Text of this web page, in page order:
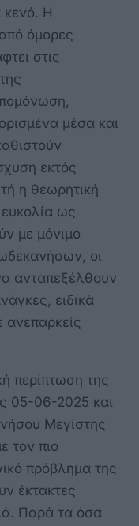
κενό. Η
όμορες
στις
μέσα και
εκτός
η θεωρητική
ευκολία ως
με μόνιμο
οι
ανταπεξέλθουν
ειδικά
ανεπαρκείς
περίπτωση της
05-06-2025 και
Μεγίστης
τον πιο
πρόβλημα της
έκτακτες
Παρά τα όσα